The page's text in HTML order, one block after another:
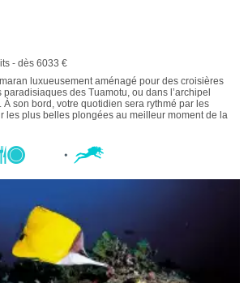
- dès 6033 €
luxueusement aménagé pour des croisières
des Tuamotu, ou dans l’archipel
son bord, votre quotidien sera rythmé par les
les plus belles plongées au meilleur moment de la